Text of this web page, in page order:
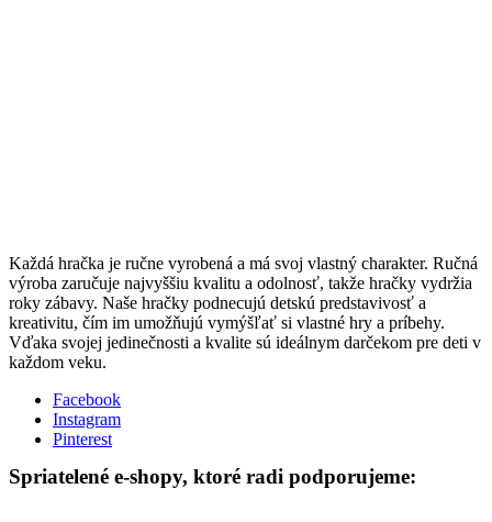
Každá hračka je ručne vyrobená a má svoj vlastný charakter. Ručná
výroba zaručuje najvyššiu kvalitu a odolnosť, takže hračky vydržia
roky zábavy. Naše hračky podnecujú detskú predstavivosť a
kreativitu, čím im umožňujú vymýšľať si vlastné hry a príbehy.
Vďaka svojej jedinečnosti a kvalite sú ideálnym darčekom pre deti v
každom veku.
Facebook
Instagram
Pinterest
Spriatelené e-shopy, ktoré radi podporujeme: